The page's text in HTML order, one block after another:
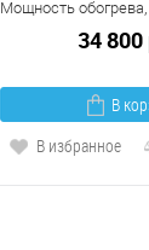
Мощность обогрева,
34 800
В
В избранное